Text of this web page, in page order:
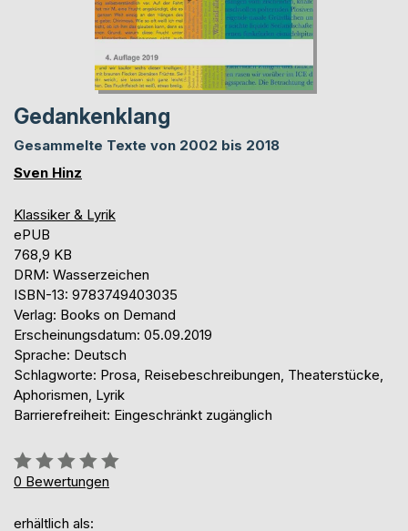
Gedankenklang
Gesammelte Texte von 2002 bis 2018
Sven Hinz
Klassiker & Lyrik
ePUB
768,9 KB
DRM: Wasserzeichen
ISBN-13: 9783749403035
Verlag: Books on Demand
Erscheinungsdatum: 05.09.2019
Sprache: Deutsch
Schlagworte: Prosa, Reisebeschreibungen, Theaterstücke,
Aphorismen, Lyrik
Barrierefreiheit: Eingeschränkt zugänglich
Bewertung::
0%
0 Bewertungen
erhältlich als: